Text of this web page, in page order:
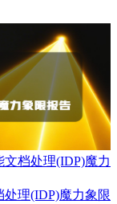
档处理(IDP)魔力
理(IDP)魔力象限